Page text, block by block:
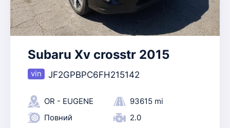
Subaru Xv crosstr 2015
JF2GPBPC6FH215142
OR - EUGENE
93615 mi
Повний
2.0